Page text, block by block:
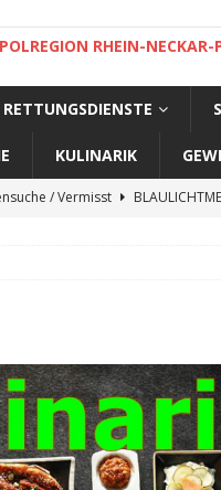
RHEIN-NECKAR-
KULINARIK
/ Vermisst
/ Vermisst
/ Vermisst
Warnmeldung der Polizei